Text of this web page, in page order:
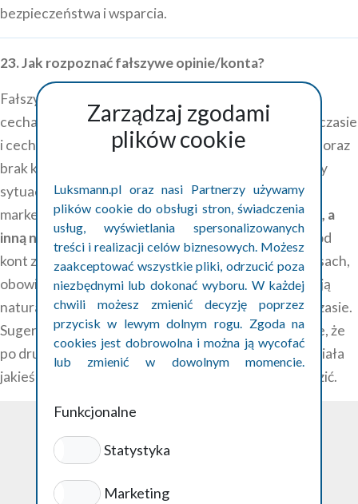
Zarządzaj zgodami
plików cookie
Luksmann.pl oraz nasi Partnerzy używamy
plików cookie do obsługi stron, świadczenia
usług, wyświetlania spersonalizowanych
treści i realizacji celów biznesowych. Możesz
zaakceptować wszystkie pliki, odrzucić poza
niezbędnymi lub dokonać wyboru. W każdej
chwili możesz zmienić decyzję poprzez
przycisk w lewym dolnym rogu. Zgoda na
cookies jest dobrowolna i można ją wycofać
lub zmienić w dowolnym momencie.
Funkcjonalne
Statystyka
Marketing
bezpieczeństwa i wsparcia.
23. Jak rozpoznać fałszywe opinie/konta?
Fałszywe konta i opinie można rozpoznać po kilku
cechach. Często mają dodane wiele opinii w krótkim czasie
i cechuje je przesadna emocjonalność, ogólnikowość oraz
brak konkretnych szczegółów dotyczących pracy czy
sytuacji. Niektóre z takich kont należą do firm
marketingowych, które za opłatąjedną firmę chwalą, a
inną negują. Prawdziwe opinie natomiast pochodzą od
kont z historią, zawierają konkretne informacje o trasach,
obowiązkach czy doświadczeniach pracowników, mają
naturalną stylistykę i pojawiają się równomiernie w czasie.
Sugerując się opiniami zawsze trzeba mieć na uwadze, że
po drugiej stronie może wcale nie być osoba, która miała
jakieś doświadczenia, tylko chce zwyczajnie zaszkodzić.
Polityka prywatności
ul. Podwale 1/62